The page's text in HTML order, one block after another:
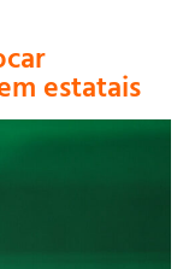
estatais